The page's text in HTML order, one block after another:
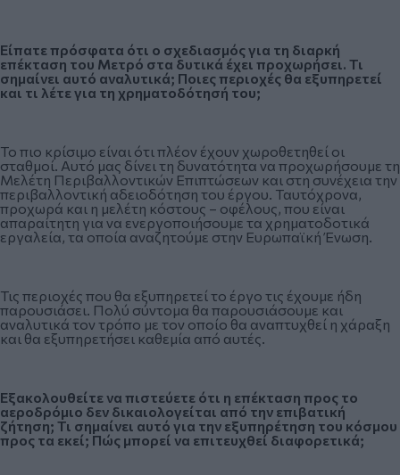
Είπατε πρόσφατα ότι ο σχεδιασμός για τη διαρκή
επέκταση του Μετρό στα δυτικά έχει προχωρήσει. Τι
σημαίνει αυτό αναλυτικά; Ποιες περιοχές θα εξυπηρετεί
και τι λέτε για τη χρηματοδότησή του;
Το πιο κρίσιμο είναι ότι πλέον έχουν χωροθετηθεί οι
σταθμοί. Αυτό μας δίνει τη δυνατότητα να προχωρήσουμε τη
Μελέτη Περιβαλλοντικών Επιπτώσεων και στη συνέχεια την
περιβαλλοντική αδειοδότηση του έργου. Ταυτόχρονα,
προχωρά και η μελέτη κόστους – οφέλους, που είναι
απαραίτητη για να ενεργοποιήσουμε τα χρηματοδοτικά
εργαλεία, τα οποία αναζητούμε στην Ευρωπαϊκή Ένωση.
Τις περιοχές που θα εξυπηρετεί το έργο τις έχουμε ήδη
παρουσιάσει. Πολύ σύντομα θα παρουσιάσουμε και
αναλυτικά τον τρόπο με τον οποίο θα αναπτυχθεί η χάραξη
και θα εξυπηρετήσει καθεμία από αυτές.
Εξακολουθείτε να πιστεύετε ότι η επέκταση προς το
αεροδρόμιο δεν δικαιολογείται από την επιβατική
ζήτηση; Τι σημαίνει αυτό για την εξυπηρέτηση του κόσμου
προς τα εκεί; Πώς μπορεί να επιτευχθεί διαφορετικά;